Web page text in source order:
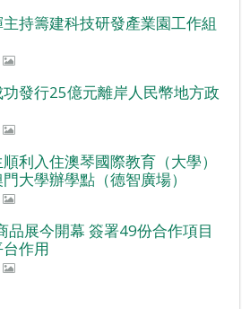
持籌建科技研發產業園工作組
發行25億元離岸人民幣地方政
利入住澳琴國際教育（大學）
大學辦學點（德智廣場）
品展今開幕 簽署49份合作項目
作用